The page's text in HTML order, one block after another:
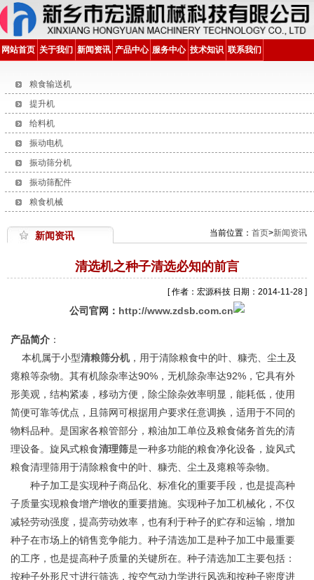
网站首页 关于我们 新闻资讯 产品中心 服务中心 技术知识 联系我们
粮食输送机
提升机
给料机
振动电机
振动筛分机
振动筛配件
粮食机械
新闻资讯 当前位置： 首页>新闻资讯
清选机之种子清选必知的前言
[ 作者：宏源科技 日期：2014-11-28 ]
公司官网： http://www.zdsb.com.cn
产品简介 ：
本机属于小型清粮筛分机，用于清除粮食中的叶、糠壳、尘土及
瘪粮等杂物。其有机除杂率达90%，无机除杂率达92%，它具有外
形美观，结构紧凑，移动方便，除尘除杂效率明显，能耗低，使用
简便可靠等优点，且筛网可根据用户要求任意调换，适用于不同的
物料品种。是国家各粮管部分，粮油加工单位及粮食储务首先的清
理设备。旋风式粮食清理筛是一种多功能的粮食净化设备，旋风式
粮食清理筛用于清除粮食中的叶、糠壳、尘土及瘪粮等杂物。
种子加工是实现种子商品化、标准化的重要手段，也是提高种
子质量实现粮食增产增收的重要措施。实现种子加工机械化，不仅
减轻劳动强度，提高劳动效率，也有利于种子的贮存和运输，增加
种子在市场上的销售竞争能力。种子清选加工是种子加工中最重要
的工序，也是提高种子质量的关键所在。种子清选加工主要包括：
按种子外形尺寸进行筛选，按空气动力学进行风选和按种子密度进